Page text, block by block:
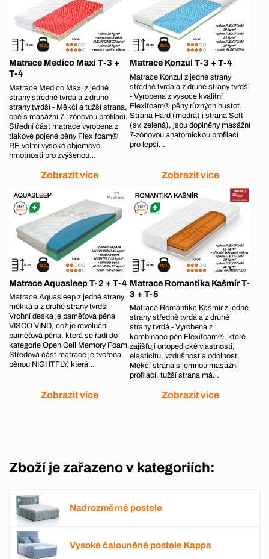
Matrace Medico Maxi T-3 +
T-4
Matrace Medico Maxi z jedné
strany středně tvrdá a z druhé
strany tvrdší - Měkčí a tužší strana,
obě s masážní 7– zónovou profilací.
Střední část matrace vyrobena z
tlakově pojené pěny Flexifoam®
RE velmi vysoké objemové
hmotnosti pro zvýšenou…
Zobrazit více
Matrace Konzul T-3 + T-4
Matrace Konzul z jedné strany
středně tvrdá a z druhé strany tvrdší
- Vyrobena z vysoce kvalitní
Flexifoam® pěny různých hustot.
Strana Hard (modrá) i strana Soft
(sv. zelená), jsou doplněny masážní
7-zónovou anatomickou profilací
pro lepší…
Zobrazit více
Matrace Aquasleep T-2 + T-4
Matrace Aquasleep z jedné strany
měkká a z druhé strany tvrdší -
Vrchní deska je paměťová pěna
VISCO VIND, což je revoluční
paměťová pěna, která se řadí do
kategorie Open Cell Memory Foam.
Středová část matrace je tvořena
pěnou NIGHTFLY, která…
Zobrazit více
Matrace Romantika Kašmír T-
3 + T-5
Matrace Romantika Kašmír z jedné
strany středně tvrdá a z druhé
strany tvrdá - Vyrobena z
kombinace pěn Flexifoam®, které
zajišťují ortopedické vlastnosti,
elasticitu, vzdušnost a odolnost.
Měkčí strana s jemnou masážní
profilací, tužší strana má…
Zobrazit více
Zboží je zařazeno v kategoriích:
Nadrozměrné postele
Vysoké čalouněné postele Kappa